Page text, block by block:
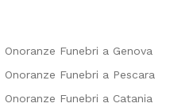
Onoranze Funebri a Genova
Onoranze Funebri a Pescara
Onoranze Funebri a Catania